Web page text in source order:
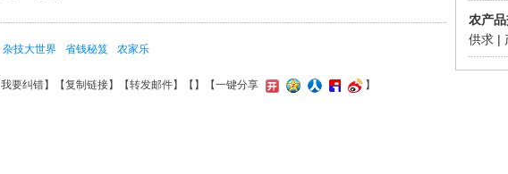
农产
供求 |
杂技大世界 省钱秘笈 农家乐
我要纠错】【复制链接】【转发邮件】【 】 【一键分享 】